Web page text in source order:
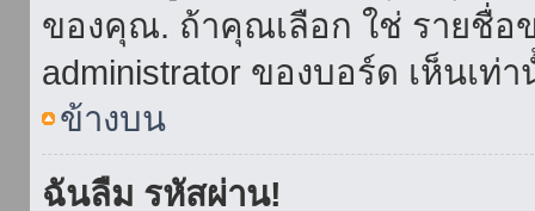
ของคุณ. ถ้าคุณเลือก ใช่ รายชื่
administrator ของบอร์ด เห็นเ
ข้างบน
ฉันลืม รหัสผ่าน!